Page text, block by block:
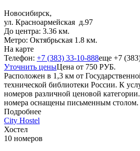
Новосибирск,
ул. Красноармейская д.97
До центра: 3.36 км.
Метро: Октябрьская 1.8 км.
На карте
Телефон: +7 (383) 33-10-888еще +7
Уточнить ценыЦена от 750 РУБ.
Расположен в 1,3 км от
технической библиотеки России. К
номеров различной ценовой
номера оснащены письменным столом.
Подробнее
City Hostel
Хостел
10 номеров